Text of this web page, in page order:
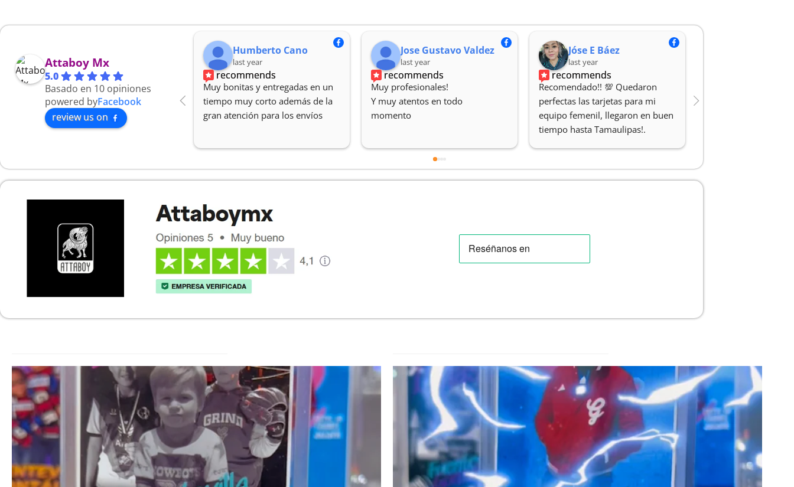
Attaboy Mx
5.0
Basado en 10 opiniones
powered byFacebook
review us on
7 months ago
recommends
Todo llegó a tiempo las cartas
están muy fregonas y tienen muy
buena atención al cliente
Humberto Cano
last year
recommends
Muy bonitas y entregadas en un
tiempo muy corto además de la
gran atención para los envíos
Jose Gustavo Valdez
last year
recommends
Muy profesionales!
Y muy atentos en todo
momento
Jóse E Báez
last year
recommends
Recomendado!! 💯 Quedaron
perfectas las tarjetas para mi
equipo femenil, llegaron en buen
tiempo hasta Tamaulipas!.